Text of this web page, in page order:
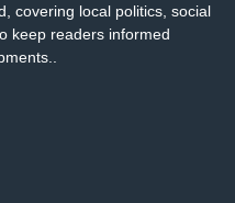
covering local politics, social
keep readers informed